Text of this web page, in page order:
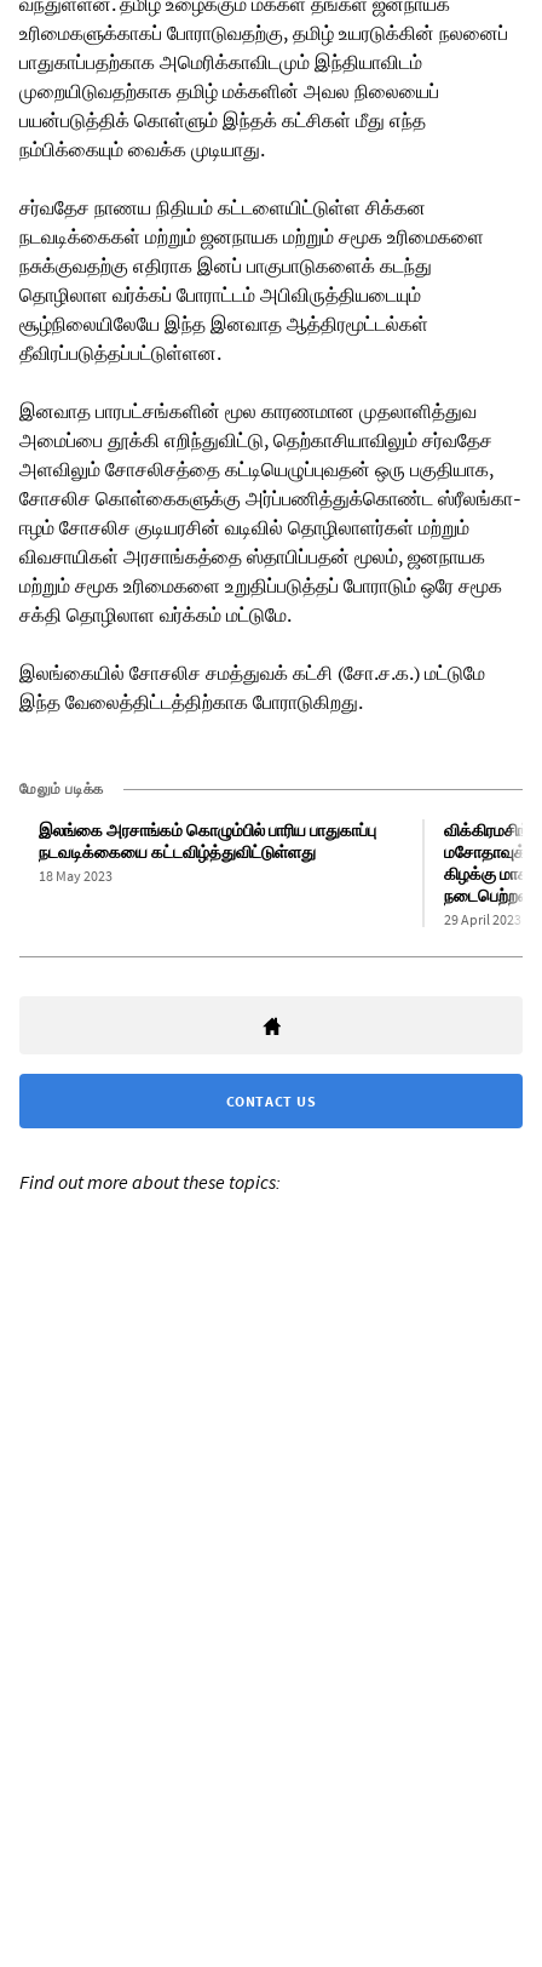
உரிமைகளுக்காகப் போராடுவதற்கு, தமிழ் உயரடுக்கின் நலனைப்
பாதுகாப்பதற்காக அமெரிக்காவிடமும் இந்தியாவிடம்
முறையிடுவதற்காக தமிழ் மக்களின் அவல நிலையைப்
பயன்படுத்திக் கொள்ளும் இந்தக் கட்சிகள் மீது எந்த
நம்பிக்கையும் வைக்க முடியாது.
சர்வதேச நாணய நிதியம் கட்டளையிட்டுள்ள சிக்கன
நடவடிக்கைகள் மற்றும் ஜனநாயக மற்றும் சமூக உரிமைகளை
நசுக்குவதற்கு எதிராக இனப் பாகுபாடுகளைக் கடந்து
தொழிலாள வர்க்கப் போராட்டம் அபிவிருத்தியடையும்
சூழ்நிலையிலேயே இந்த இனவாத ஆத்திரமூட்டல்கள்
தீவிரப்படுத்தப்பட்டுள்ளன.
இனவாத பாரபட்சங்களின் மூல காரணமான முதலாளித்துவ
அமைப்பை தூக்கி எறிந்துவிட்டு, தெற்காசியாவிலும் சர்வதேச
அளவிலும் சோசலிசத்தை கட்டியெழுப்புவதன் ஒரு பகுதியாக,
சோசலிச கொள்கைகளுக்கு அர்ப்பணித்துக்கொண்ட ஸ்ரீலங்கா-
ஈழம் சோசலிச குடியரசின் வடிவில் தொழிலாளர்கள் மற்றும்
விவசாயிகள் அரசாங்கத்தை ஸ்தாபிப்பதன் மூலம், ஜனநாயக
மற்றும் சமூக உரிமைகளை உறுதிப்படுத்தப் போராடும் ஒரே சமூக
சக்தி தொழிலாள வர்க்கம் மட்டுமே.
இலங்கையில் சோசலிச சமத்துவக் கட்சி (சோ.ச.க.) மட்டுமே
இந்த வேலைத்திட்டத்திற்காக போராடுகிறது.
மேலும் படிக்க
இலங்கை அரசாங்கம் கொழும்பில் பாரிய பாதுகாப்பு
நடவடிக்கையை கட்டவிழ்த்துவிட்டுள்ளது
18 May 2023
கிழக்கு
நடைபெற்றன
29 April 2023
CONTACT US
Find out more about these topics: